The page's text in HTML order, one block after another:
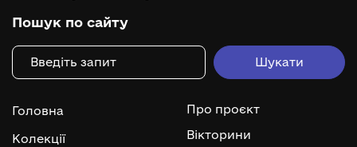
Пошук по сайту
Головна
Колекції
Про проєкт
Вікторини